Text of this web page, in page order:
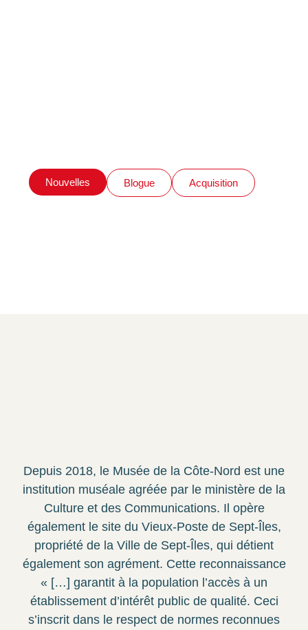
Nouvelles Blogue Acquisition
Depuis 2018, le Musée de la Côte-Nord est une
institution muséale agréée par le ministère de la
Culture et des Communications. Il opère
également le site du Vieux-Poste de Sept-Îles,
propriété de la Ville de Sept-Îles, qui détient
également son agrément. Cette reconnaissance
« […] garantit à la population l’accès à un
établissement d’intérêt public de qualité. Ceci
s’inscrit dans le respect de normes reconnues